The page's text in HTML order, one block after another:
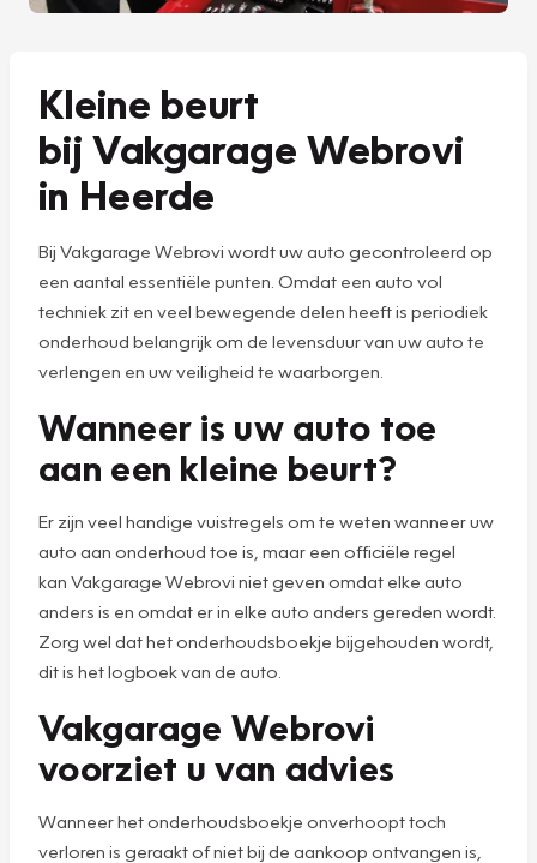
Kleine beurt
bij Vakgarage Webrovi
in Heerde
Bij Vakgarage Webrovi wordt uw auto gecontroleerd op
een aantal essentiële punten. Omdat een auto vol
techniek zit en veel bewegende delen heeft is periodiek
onderhoud belangrijk om de levensduur van uw auto te
verlengen en uw veiligheid te waarborgen.
Wanneer is uw auto toe
aan een kleine beurt?
Er zijn veel handige vuistregels om te weten wanneer uw
auto aan onderhoud toe is, maar een officiële regel
kan Vakgarage Webrovi niet geven omdat elke auto
anders is en omdat er in elke auto anders gereden wordt.
Zorg wel dat het onderhoudsboekje bijgehouden wordt,
dit is het logboek van de auto.
Vakgarage Webrovi
voorziet u van advies
Wanneer het onderhoudsboekje onverhoopt toch
verloren is geraakt of niet bij de aankoop ontvangen is,